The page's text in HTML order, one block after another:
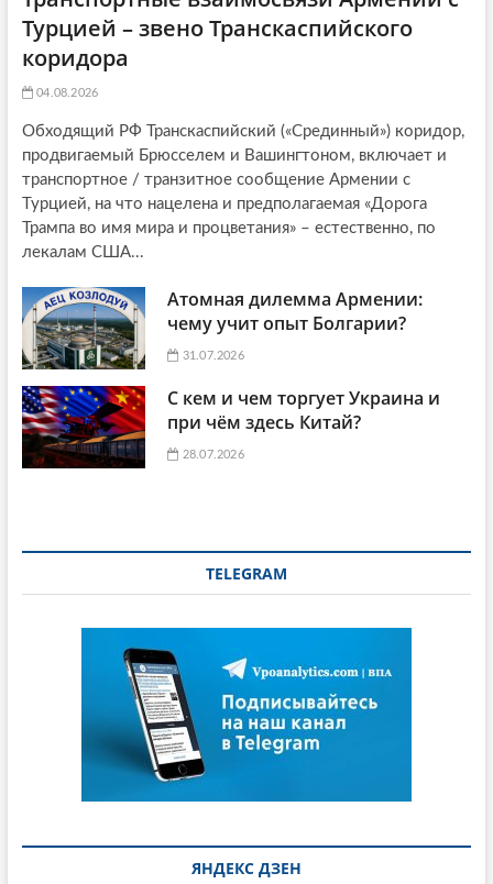
Турцией – звено Транскаспийского
коридора
04.08.2026
Обходящий РФ Транскаспийский («Срединный») коридор,
продвигаемый Брюсселем и Вашингтоном, включает и
транспортное / транзитное сообщение Армении с
Турцией, на что нацелена и предполагаемая «Дорога
Трампа во имя мира и процветания» – естественно, по
лекалам США...
Атомная дилемма Армении:
чему учит опыт Болгарии?
31.07.2026
С кем и чем торгует Украина и
при чём здесь Китай?
28.07.2026
TELEGRAM
ЯНДЕКС ДЗЕН